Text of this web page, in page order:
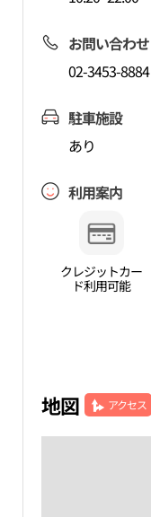
お問い合わせ
02-3453-8884
駐車施設
あり
利用案内
クレジットカー
ド利用可能
地図 アクセス